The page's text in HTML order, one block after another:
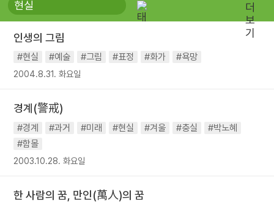
#희망
#나눔 #친구 #링컨학교
#독서
#건강
인생의 그림
#현실 #예술 #그림 #표정 #화가 #욕망
2004.8.31. 화요일
경계(警戒)
#경계 #과거 #미래 #현실 #겨울 #충실
#박노혜
#함몰
2003.10.28. 화요일
한 사람의 꿈, 만인(萬人)의 꿈